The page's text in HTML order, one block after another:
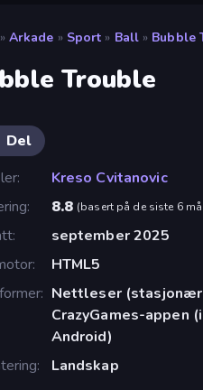
» Arkade » Sport » Ball » Bubble
Trouble
Del
Kreso Cvitanovic
8.8 (basert på de siste 6
september 2025
HTML5
Nettleser
CrazyGames-appen
Android)
Landskap